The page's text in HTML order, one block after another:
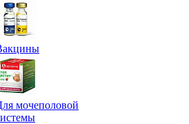
мочеполовой